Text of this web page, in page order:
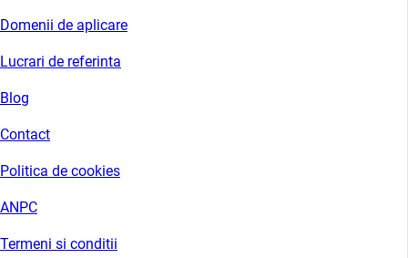
Domenii de aplicare
Lucrari de referinta
Blog
Contact
Politica de cookies
ANPC
Termeni si conditii